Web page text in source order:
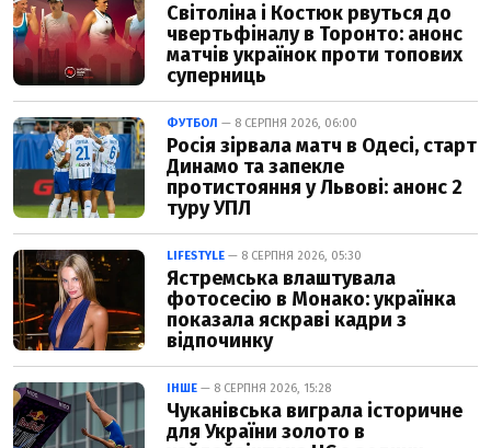
Світоліна і Костюк рвуться до
чвертьфіналу в Торонто: анонс
матчів українок проти топових
суперниць
ФУТБОЛ — 8 СЕРПНЯ 2026, 06:00
Росія зірвала матч в Одесі, старт
Динамо та запекле
протистояння у Львові: анонс 2
туру УПЛ
LIFESTYLE — 8 СЕРПНЯ 2026, 05:30
Ястремська влаштувала
фотосесію в Монако: українка
показала яскраві кадри з
відпочинку
ІНШЕ — 8 СЕРПНЯ 2026, 15:28
Чуканівська виграла історичне
для України золото в